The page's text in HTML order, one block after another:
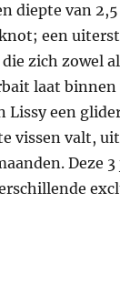
diepte van
een
zich zowel
laat binnen
Lissy een
vissen valt,
Deze